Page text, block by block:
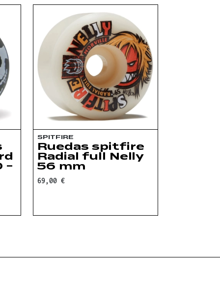
-
SPITFIRE
Ruedas spitfire
Radial full Nelly
56 mm
69,00 €